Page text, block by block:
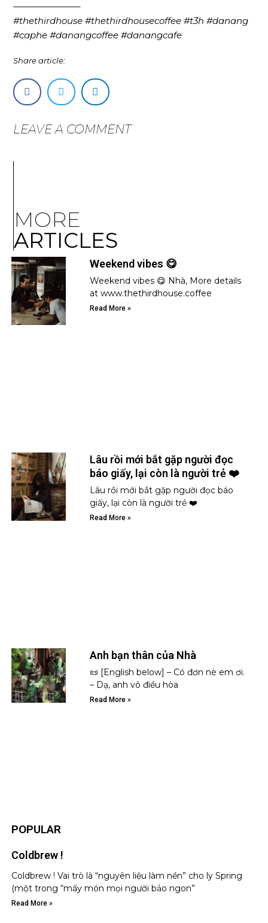
———————–
#thethirdhouse #thethirdhousecoffee #t3h #danang
#caphe #danangcoffee #danangcafe
Share article:
LEAVE A COMMENT
MORE
ARTICLES
Weekend vibes 😋
Weekend vibes 😋 Nhà, More details
at www.thethirdhouse.coffee
Read More »
Lâu rồi mới bắt gặp người đọc
báo giấy, lại còn là người trẻ ❤️
Lâu rồi mới bắt gặp người đọc báo
giấy, lại còn là người trẻ ❤️
Read More »
Anh bạn thân của Nhà
📜 [English below] – Có đơn nè em ơi.
– Dạ, anh vô điều hòa
Read More »
POPULAR
Coldbrew !
Coldbrew ! Vai trò là “nguyên liệu làm nền” cho ly Spring
(một trong “mấy món mọi người bảo ngon”
Read More »